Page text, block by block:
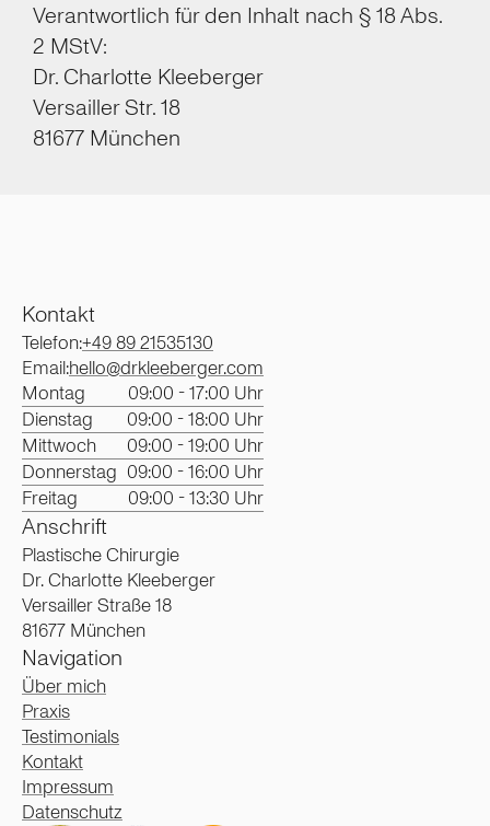
Verantwortlich für den Inhalt nach § 18 Abs.
2 MStV:
Dr. Charlotte Kleeberger
Versailler Str. 18
81677 München
Kontakt
Telefon:+49 89 21535130
Email:hello@drkleeberger.com
Montag
09:00 - 17:00 Uhr
Dienstag
09:00 - 18:00 Uhr
Mittwoch
09:00 - 19:00 Uhr
Donnerstag 09:00 - 16:00 Uhr
Freitag
09:00 - 13:30 Uhr
Anschrift
Plastische Chirurgie
Dr. Charlotte Kleeberger
Versailler Straße 18
81677 München
Navigation
Über mich
Praxis
Testimonials
Kontakt
Impressum
Datenschutz